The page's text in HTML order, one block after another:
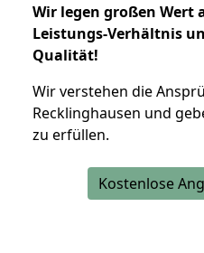
Wir legen großen Wert
Leistungs-Verhältnis
Qualität!
Wir verstehen die
Recklinghausen und
zu erfüllen.
Kostenlose